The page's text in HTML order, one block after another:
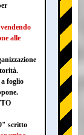
alle
foglio
scritto